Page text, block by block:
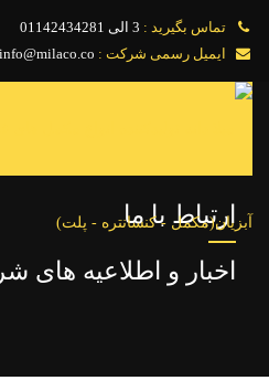
تماس بگیرید : 3 الی 01142434281
ایمیل رسمی شرکت : info@milaco.co
محصولات
مشاوره
درباره ما
ارتباط با ما
اخبار و اطلاعیه های